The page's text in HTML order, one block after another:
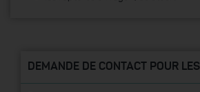
DEMANDE DE CONTACT POUR